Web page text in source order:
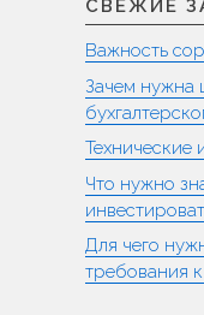
СВЕЖИЕ
Важность
Зачем нужна
Технические
Что нужно
Для чего
требования